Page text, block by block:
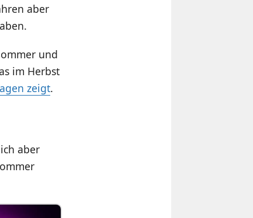
aber
und
im Herbst
zeigt.
aber